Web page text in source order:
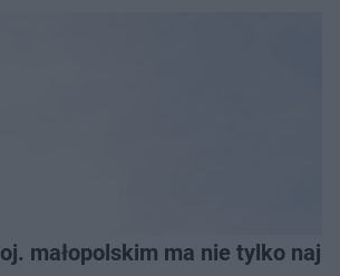
małopolskim ma nie tylko